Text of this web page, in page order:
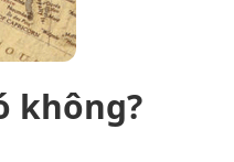
không?